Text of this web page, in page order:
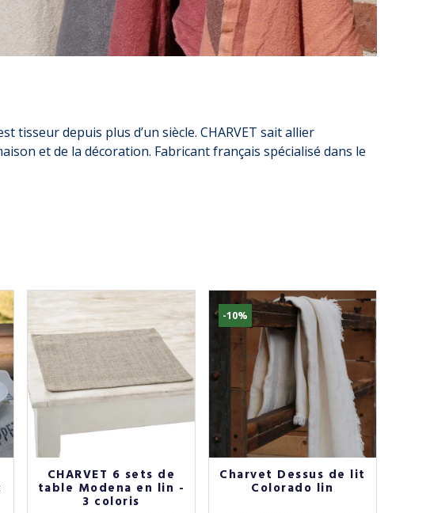
tisseur depuis plus d’un siècle. CHARVET sait allier
et de la décoration. Fabricant français spécialisé dans le
CHARVET 6 sets de
table Modena en lin -
3 coloris
-10%
Charvet Dessus de lit
Colorado lin